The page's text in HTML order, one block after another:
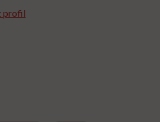
profil